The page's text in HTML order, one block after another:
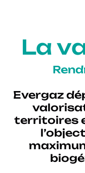
La
Evergaz
territoires